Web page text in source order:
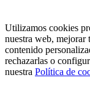
Utilizamos cookies
nuestra web, mejorar
contenido
rechazarlas o
nuestra Política de